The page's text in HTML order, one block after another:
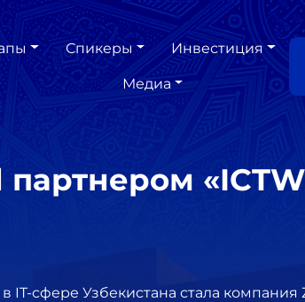
Спикеры Инвестиция
Медиа
сфере Узбекистана стала компания